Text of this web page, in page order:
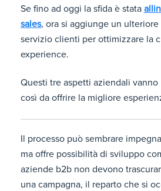
Se fino ad oggi la sfida è stata
sales, ora si aggiunge un
servizio clienti per ottimizzare la
experience.
Questi tre aspetti aziendali
così da offrire la migliore
Il processo può sembrare
ma offre possibilità di sviluppo
aziende b2b non devono
una campagna, il reparto che si